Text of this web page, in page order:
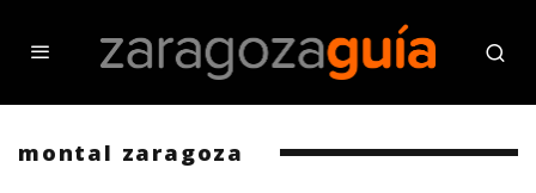
montal zaragoza